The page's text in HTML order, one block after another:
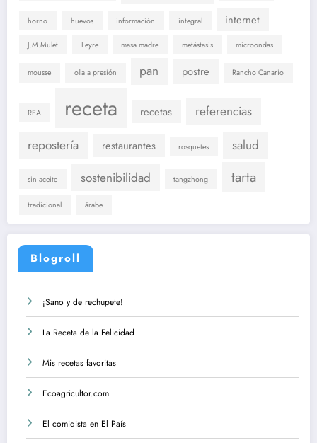
horno huevos información integral internet
J.M.Mulet Leyre masa madre metástasis microondas
mousse olla a presión pan postre Rancho Canario
REA receta recetas
referencias
repostería
restaurantes rosquetes salud
sin aceite sostenibilidad tangzhong tarta
tradicional árabe
Blogroll
¡Sano y de rechupete!
La Receta de la Felicidad
Mis recetas favoritas
Ecoagricultor.com
El comidista en El País